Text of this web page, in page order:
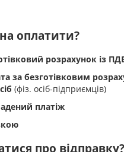
оплатити?
розрахунок із
за безготівковим
(фіз. осіб-підприємців)
платіж
про відправку?